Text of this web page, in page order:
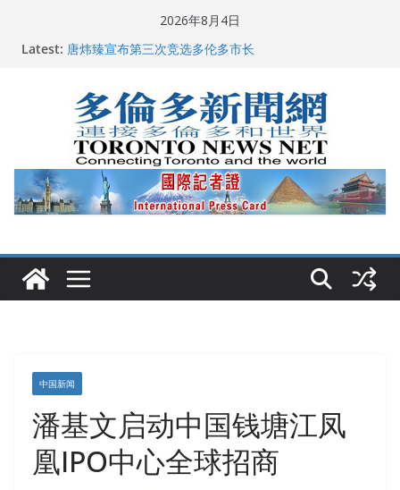
2026年8月4日
Latest: 2026深圳国际佛事用品展览会暨沉香文化艺术展开幕盛
2026加拿大青少年儿童绘画比赛颁奖典礼多伦多举行
龚晓华参加多伦多骄傲大游行 与市民分享竞选理念
多伦多市长选举拉开帷幕 多名华人候选人宣布角逐
中国新闻
潘基文启动中国钱塘江凤
凰IPO中心全球招商